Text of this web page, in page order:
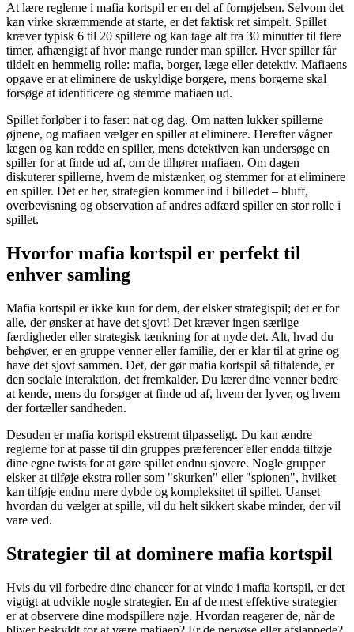
At lære reglerne i mafia kortspil er en del af fornøjelsen. Selvom det
kan virke skræmmende at starte, er det faktisk ret simpelt. Spillet
kræver typisk 6 til 20 spillere og kan tage alt fra 30 minutter til flere
timer, afhængigt af hvor mange runder man spiller. Hver spiller får
tildelt en hemmelig rolle: mafia, borger, læge eller detektiv. Mafiaens
opgave er at eliminere de uskyldige borgere, mens borgerne skal
forsøge at identificere og stemme mafiaen ud.
Spillet forløber i to faser: nat og dag. Om natten lukker spillerne
øjnene, og mafiaen vælger en spiller at eliminere. Herefter vågner
lægen og kan redde en spiller, mens detektiven kan undersøge en
spiller for at finde ud af, om de tilhører mafiaen. Om dagen
diskuterer spillerne, hvem de mistænker, og stemmer for at eliminere
en spiller. Det er her, strategien kommer ind i billedet – bluff,
overbevisning og observation af andres adfærd spiller en stor rolle i
spillet.
Hvorfor mafia kortspil er perfekt til
enhver samling
Mafia kortspil er ikke kun for dem, der elsker strategispil; det er for
alle, der ønsker at have det sjovt! Det kræver ingen særlige
færdigheder eller strategisk tænkning for at nyde det. Alt, hvad du
behøver, er en gruppe venner eller familie, der er klar til at grine og
have det sjovt sammen. Det, der gør mafia kortspil så tiltalende, er
den sociale interaktion, det fremkalder. Du lærer dine venner bedre
at kende, mens du forsøger at finde ud af, hvem der lyver, og hvem
der fortæller sandheden.
Desuden er mafia kortspil ekstremt tilpasseligt. Du kan ændre
reglerne for at passe til din gruppes præferencer eller endda tilføje
dine egne twists for at gøre spillet endnu sjovere. Nogle grupper
elsker at tilføje ekstra roller som "skurken" eller "spionen", hvilket
kan tilføje endnu mere dybde og kompleksitet til spillet. Uanset
hvordan du vælger at spille, vil du helt sikkert skabe minder, der vil
vare ved.
Strategier til at dominere mafia kortspil
Hvis du vil forbedre dine chancer for at vinde i mafia kortspil, er det
vigtigt at udvikle nogle strategier. En af de mest effektive strategier
er at observere dine modspillere nøje. Hvordan reagerer de, når de